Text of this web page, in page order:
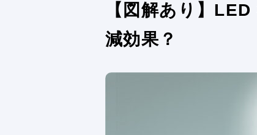
【図解あり】
減効果？